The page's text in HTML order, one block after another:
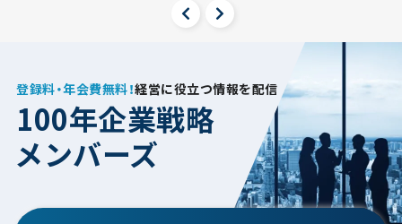
登録料・年会費無料！経営に役立つ情報を配信
100年企業戦略
メンバーズ